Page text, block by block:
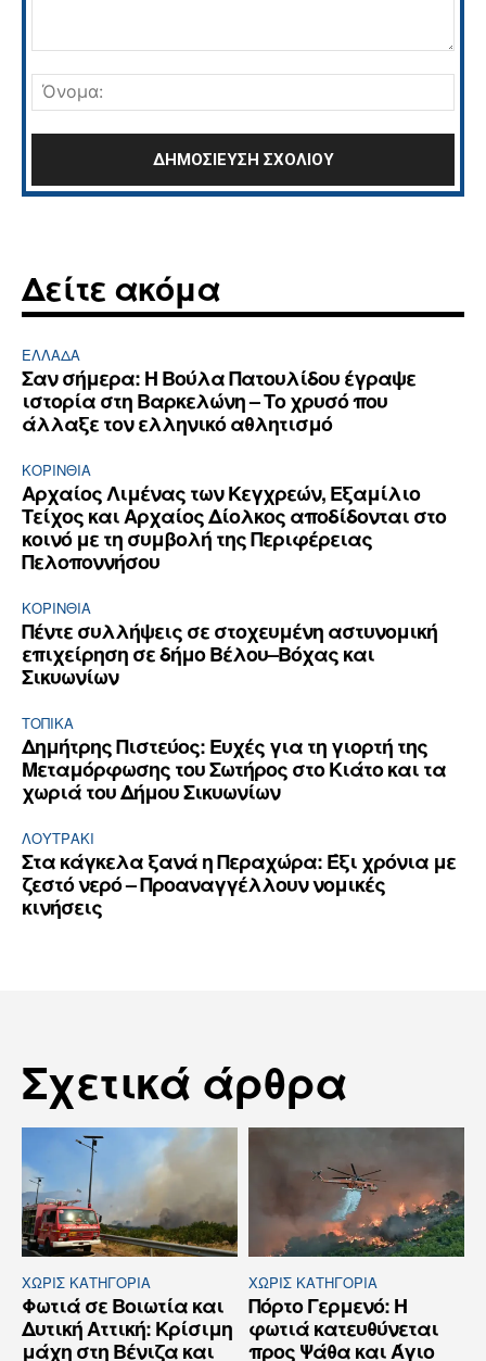
Δείτε ακόμα
ΕΛΛΆΔΑ
Σαν σήμερα: Η Βούλα Πατουλίδου έγραψε
ιστορία στη Βαρκελώνη – Το χρυσό που
άλλαξε τον ελληνικό αθλητισμό
ΚΟΡΙΝΘΊΑ
Αρχαίος Λιμένας των Κεγχρεών, Εξαμίλιο
Τείχος και Aρχαίος Δίολκος αποδίδονται στο
κοινό με τη συμβολή της Περιφέρειας
Πελοποννήσου
ΚΟΡΙΝΘΊΑ
Πέντε συλλήψεις σε στοχευμένη αστυνομική
επιχείρηση σε δήμο Βέλου–Βόχας και
Σικυωνίων
ΤΟΠΙΚΑ
Δημήτρης Πιστεύος: Ευχές για τη γιορτή της
Μεταμόρφωσης του Σωτήρος στο Κιάτο και τα
χωριά του Δήμου Σικυωνίων
ΛΟΥΤΡΆΚΙ
Στα κάγκελα ξανά η Περαχώρα: Έξι χρόνια με
ζεστό νερό – Προαναγγέλλουν νομικές
κινήσεις
Σχετικά άρθρα
ΧΩΡΊΣ ΚΑΤΗΓΟΡΊΑ
Φωτιά σε Βοιωτία και
Δυτική Αττική: Κρίσιμη
μάχη στη Βένιζα και
ΧΩΡΊΣ ΚΑΤΗΓΟΡΊΑ
Πόρτο Γερμενό: Η
φωτιά κατευθύνεται
προς Ψάθα και Άγιο